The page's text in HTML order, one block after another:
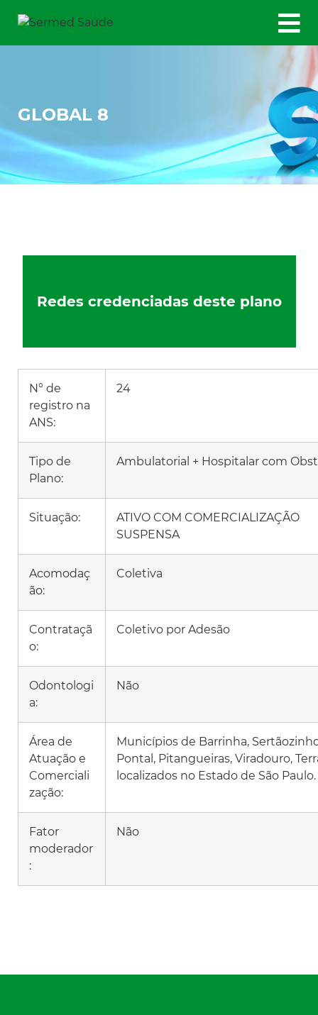
GLOBAL 8
Redes credenciadas deste plano
N° de
registro na
ANS:
24
Tipo de
Plano:
Ambulatorial + Hospitalar com
Situação:
ATIVO COM COMERCIALIZAÇÃO
SUSPENSA
Acomodaç
ão:
Coletiva
Contrataçã
o:
Coletivo por Adesão
Odontologi
a:
Não
Área de
Atuação e
Comerciali
zação:
Municípios de Barrinha,
Pontal, Pitangueiras, Viradouro,
localizados no Estado de São Paulo.
Fator
moderador
:
Não